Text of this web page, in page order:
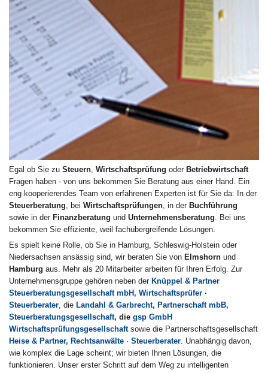
Egal ob Sie zu Steuern Wirtschaftsprüfung oder Betriebwirtschaft
Fragen haben - von uns bekommen Sie Beratung aus einer Hand. Ein
eng kooperierendes Team von erfahrenen Experten ist für Sie da: In der
Steuerberatung , bei Wirtschaftsprüfungen , in der Buchführung
sowie in der Finanzberatung und Unternehmensberatung . Bei uns
bekommen Sie effiziente, weil fachübergreifende Lösungen.
Es spielt keine Rolle, ob Sie in Hamburg, Schleswig-Holstein oder
Niedersachsen ansässig sind, wir beraten Sie von Elmshorn und
Hamburg aus. Mehr als 20 Mitarbeiter arbeiten für Ihren Erfolg. Zur
Unternehmensgruppe gehören neben der Knüppel & Partner
Steuerberatungsgesellschaft mbH, Wirtschaftsprüfer ·
Steuerberater, die Landahl & Garbrecht, Partnerschaft mbB,
Steuerberatungsgesellschaft, die gsp GmbH
Wirtschaftsprüfungsgesellschaft sowie die Partnerschaftsgesellschaft
Heise & Partner, Rechtsanwälte · Steuerberater. Unabhängig davon,
wie komplex die Lage scheint; wir bieten Ihnen Lösungen, die
funktionieren. Unser erster Schritt auf dem Weg zu intelligenten